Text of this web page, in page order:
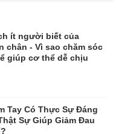
ít người biết của
chân - Vì sao chăm sóc
giúp cơ thể dễ chịu
Tay Có Thực Sự Đáng
Sự Giúp Giảm Đau